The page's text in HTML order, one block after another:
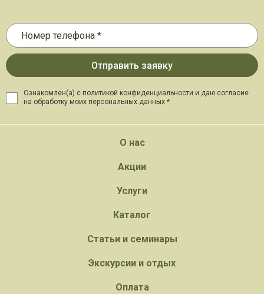
Ознакомлен(а) с политикой конфиденциальности и даю согласие
на обработку моих персональных данных *
О нас
Акции
Услуги
Каталог
Статьи и семинары
Экскурсии и отдых
Оплата